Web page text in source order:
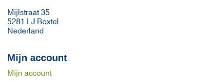
Mijlstraat 35
5281 LJ Boxtel
Nederland
Mijn account
Mijn account